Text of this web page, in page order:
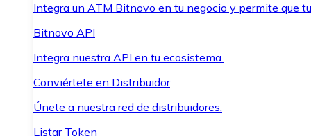
Integra un ATM Bitnovo en tu negocio y permite que
Bitnovo API
Integra nuestra API en tu ecosistema.
Conviértete en Distribuidor
Únete a nuestra red de distribuidores.
Listar Token